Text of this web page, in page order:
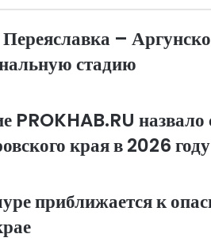
–
стадию
PROKHAB.RU
края в 2026 году
приближается к